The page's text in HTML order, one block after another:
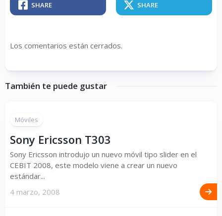
SHARE SHARE
Los comentarios están cerrados.
También te puede gustar
Móviles
Sony Ericsson T303
Sony Ericsson introdujo un nuevo móvil tipo slider en el
CEBIT 2008, este modelo viene a crear un nuevo
estándar...
4 marzo, 2008